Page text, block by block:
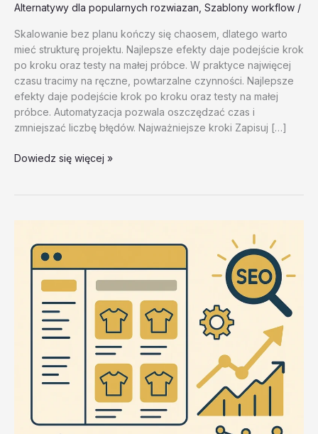
Alternatywy dla popularnych rozwiazan Szablony workflow /
Skalowanie bez planu kończy się chaosem, dlatego warto
mieć strukturę projektu. Najlepsze efekty daje podejście krok
po kroku oraz testy na małej próbce. W praktyce najwięcej
czasu tracimy na ręczne, powtarzalne czynności. Najlepsze
efekty daje podejście krok po kroku oraz testy na małej
próbce. Automatyzacja pozwala oszczędzać czas i
zmniejszać liczbę błędów. Najważniejsze kroki Zapisuj […]
Szablony
20260202
ZTADa
Dowiedz się więcej »